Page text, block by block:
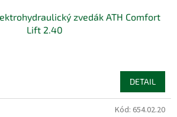
zvedák ATH Comfort
Lift 2.40
DETAIL
Kód: 654.02.20